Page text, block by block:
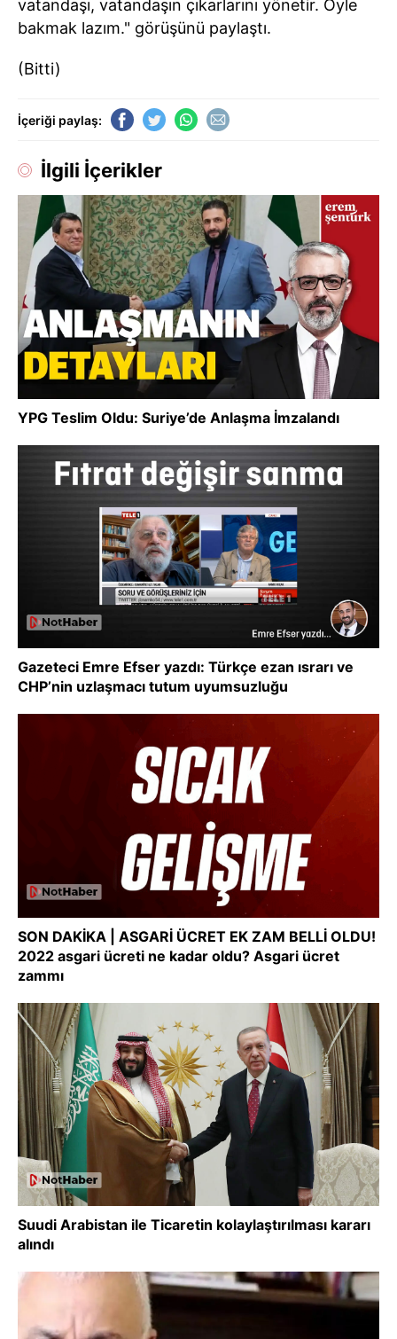
vatandaşı, vatandaşın çıkarlarını yönetir. Öyle
bakmak lazım." görüşünü paylaştı.
(Bitti)
İçeriği paylaş:
İlgili İçerikler
YPG Teslim Oldu: Suriye’de Anlaşma İmzalandı
Gazeteci Emre Efser yazdı: Türkçe ezan ısrarı ve
CHP’nin uzlaşmacı tutum uyumsuzluğu
SON DAKİKA | ASGARİ ÜCRET EK ZAM BELLİ OLDU!
2022 asgari ücreti ne kadar oldu? Asgari ücret
zammı
Suudi Arabistan ile Ticaretin kolaylaştırılması kararı
alındı